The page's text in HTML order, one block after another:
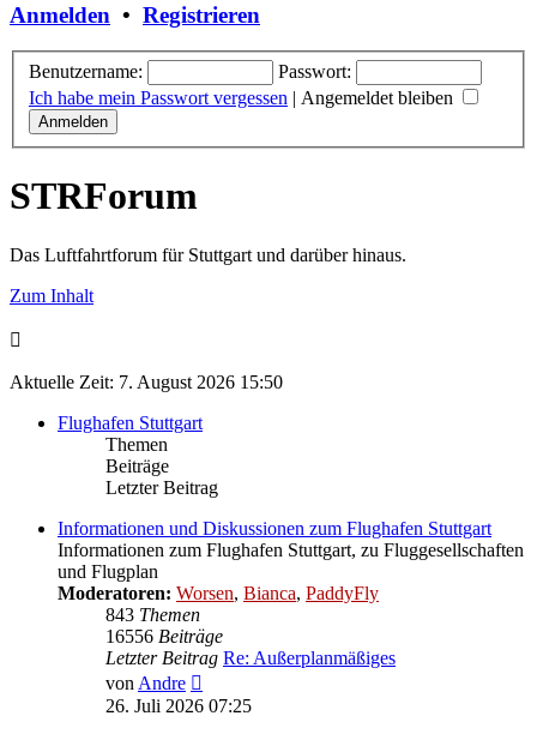
Anmelden • Registrieren
Benutzername:
Passwort:
Ich habe mein Passwort vergessen | Angemeldet bleiben
STRForum
Das Luftfahrtforum für Stuttgart und darüber hinaus.
Zum Inhalt
Aktuelle Zeit: 7. August 2026 15:50
Flughafen Stuttgart
Themen
Beiträge
Letzter Beitrag
Informationen und Diskussionen zum Flughafen Stuttgart
Informationen zum Flughafen Stuttgart, zu Fluggesellschaften
und Flugplan
Moderatoren: Worsen, Bianca, PaddyFly
843 Themen
16556 Beiträge
Letzter Beitrag Re: Außerplanmäßiges
von Andre
Beitrag
26. Juli 2026 07:25